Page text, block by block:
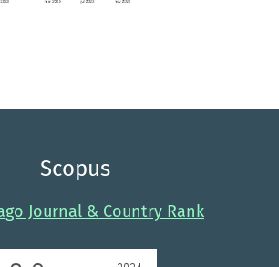
Scopus